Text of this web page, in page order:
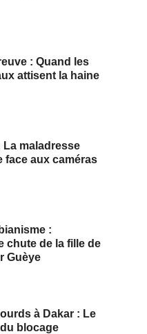
: Quand les
attisent la haine
La maladresse
face aux caméras
:
chute de la fille de
Guèye
à Dakar : Le
blocage